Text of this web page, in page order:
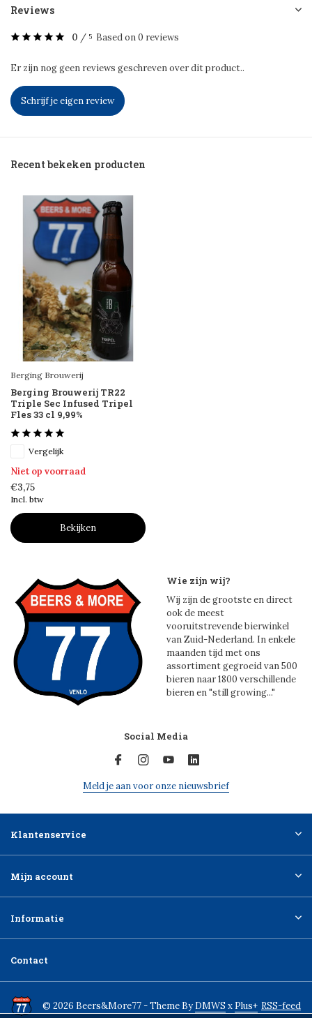
Reviews
0 / 5 Based on 0 reviews
Er zijn nog geen reviews geschreven over dit product..
Schrijf je eigen review
Recent bekeken producten
Berging Brouwerij
Berging Brouwerij TR22
Triple Sec Infused Tripel
Fles 33 cl 9,99%
Vergelijk
Niet op voorraad
€3,75
Incl. btw
Bekijken
Wie zijn wij?
Wij zijn de grootste en direct
ook de meest
vooruitstrevende bierwinkel
van Zuid-Nederland. In enkele
maanden tijd met ons
assortiment gegroeid van 500
bieren naar 1800 verschillende
bieren en "still growing..."
Social Media
Meld je aan voor onze nieuwsbrief
Klantenservice
Mijn account
Informatie
Contact
© 2026 Beers&More77 - Theme ByDMWS x Plus+ RSS-feed